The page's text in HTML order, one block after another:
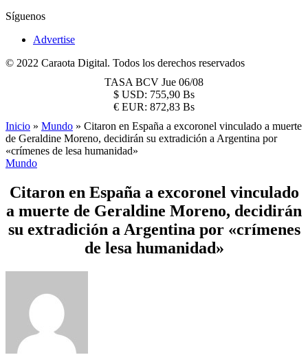
Síguenos
Advertise
© 2022 Caraota Digital. Todos los derechos reservados
TASA BCV Jue 06/08
$ USD: 755,90 Bs
€ EUR: 872,83 Bs
Inicio » Mundo » Citaron en España a excoronel vinculado a muerte
de Geraldine Moreno, decidirán su extradición a Argentina por
«crímenes de lesa humanidad»
Mundo
Citaron en España a excoronel vinculado
a muerte de Geraldine Moreno, decidirán
su extradición a Argentina por «crímenes
de lesa humanidad»